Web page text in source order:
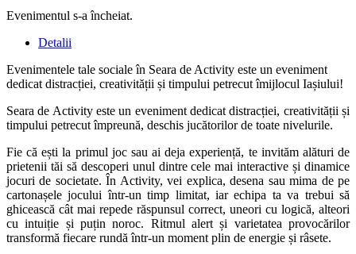
Evenimentul s-a încheiat.
Detalii
Evenimentele tale sociale în Seara de Activity este un eveniment
dedicat distracției, creativității și timpului petrecut îmijlocul Iașiului!
Seara de Activity este un eveniment dedicat distracției, creativității și
timpului petrecut împreună, deschis jucătorilor de toate nivelurile.
Fie că ești la primul joc sau ai deja experiență, te invităm alături de
prietenii tăi să descoperi unul dintre cele mai interactive și dinamice
jocuri de societate. În Activity, vei explica, desena sau mima de pe
cartonașele jocului într-un timp limitat, iar echipa ta va trebui să
ghicească cât mai repede răspunsul correct, uneori cu logică, alteori
cu intuiție și puțin noroc. Ritmul alert și varietatea provocărilor
transformă fiecare rundă într-un moment plin de energie și râsete.